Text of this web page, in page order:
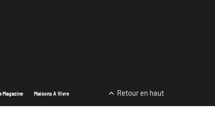
Magazine Maisons A Vivre Retour en haut